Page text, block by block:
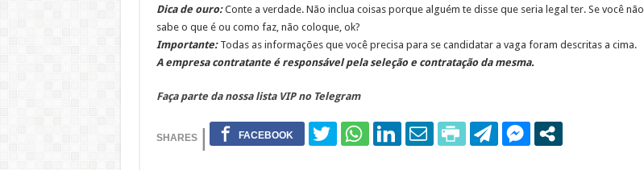
Dica de ouro: Conte a verdade. Não inclua coisas porque alguém te disse que seria legal ter. Se você não
sabe o que é ou como faz, não coloque, ok?
Importante:Todas as informações que você precisa para se candidatar a vaga foram descritas a cima.
A empresa contratante é responsável pela seleção e contratação da mesma.
Faça parte da nossa lista VIP no Telegram